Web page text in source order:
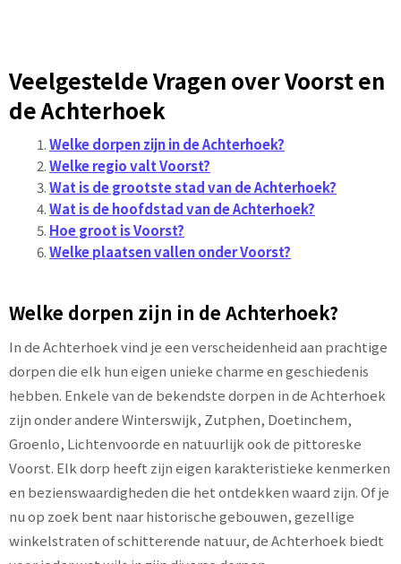
Veelgestelde Vragen over Voorst en
de Achterhoek
Welke dorpen zijn in de Achterhoek?
Welke regio valt Voorst?
Wat is de grootste stad van de Achterhoek?
Wat is de hoofdstad van de Achterhoek?
Hoe groot is Voorst?
Welke plaatsen vallen onder Voorst?
Welke dorpen zijn in de Achterhoek?
In de Achterhoek vind je een verscheidenheid aan prachtige
dorpen die elk hun eigen unieke charme en geschiedenis
hebben. Enkele van de bekendste dorpen in de Achterhoek
zijn onder andere Winterswijk, Zutphen, Doetinchem,
Groenlo, Lichtenvoorde en natuurlijk ook de pittoreske
Voorst. Elk dorp heeft zijn eigen karakteristieke kenmerken
en bezienswaardigheden die het ontdekken waard zijn. Of je
nu op zoek bent naar historische gebouwen, gezellige
winkelstraten of schitterende natuur, de Achterhoek biedt